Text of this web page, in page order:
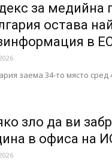
за медийна
остава
в
заема 34-то място
зло да ви
в офиса на